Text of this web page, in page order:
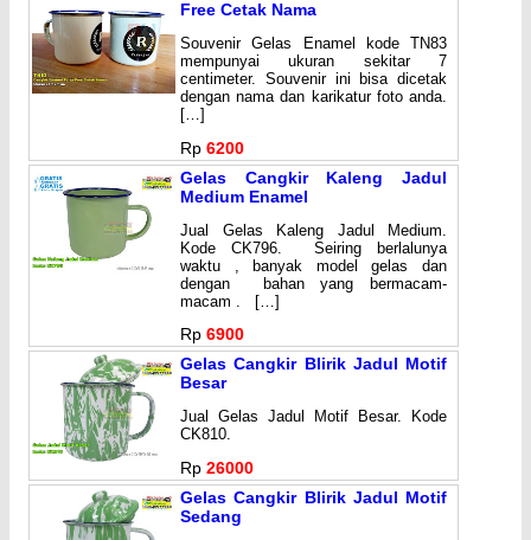
Free Cetak Nama
Souvenir Gelas Enamel kode TN83
mempunyai ukuran sekitar 7
centimeter. Souvenir ini bisa dicetak
dengan nama dan karikatur foto anda.
[…]
Rp 6200
Gelas Cangkir Kaleng Jadul
Medium Enamel
Jual Gelas Kaleng Jadul Medium.
Kode CK796. Seiring berlalunya
waktu , banyak model gelas dan
dengan bahan yang bermacam-
macam . […]
Rp 6900
Gelas Cangkir Blirik Jadul Motif
Besar
Jual Gelas Jadul Motif Besar. Kode
CK810.
Rp 26000
Gelas Cangkir Blirik Jadul Motif
Sedang